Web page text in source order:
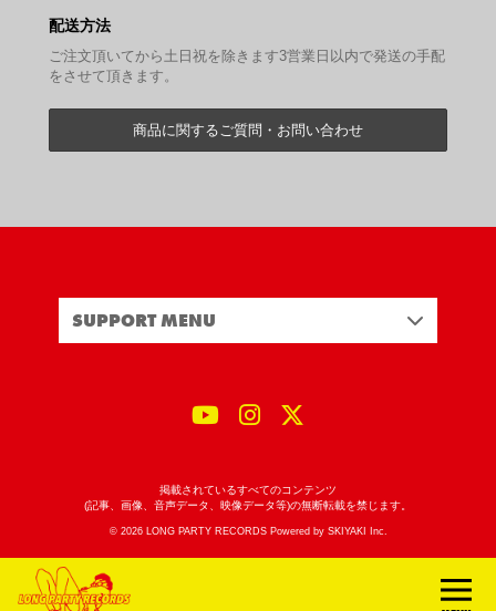
配送方法
ご注文頂いてから土日祝を除きます3営業日以内で発送の手配
をさせて頂きます。
商品に関するご質問・お問い合わせ
SUPPORT MENU
掲載されているすべてのコンテンツ
(記事、画像、音声データ、映像データ等)の無断転載を禁じます。
© 2026 LONG PARTY RECORDS Powered by SKIYAKI Inc.